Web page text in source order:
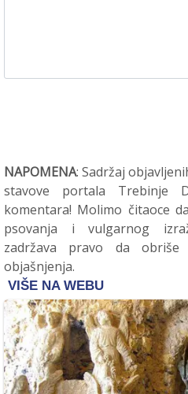
NAPOMENA: Sadržaj
stavove portala Trebinje
komentara! Molimo čitaoce
psovanja i vulgarnog
zadržava pravo da
objašnjenja.